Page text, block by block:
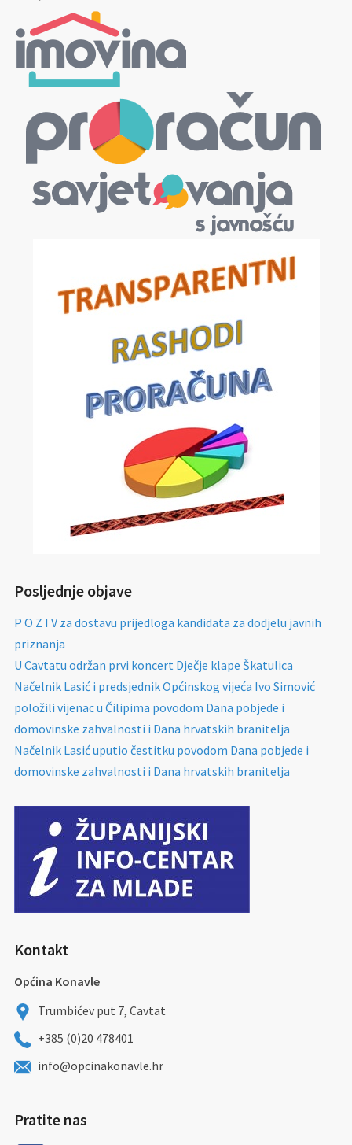
Posljednje objave
P O Z I V za dostavu prijedloga kandidata za dodjelu javnih
priznanja
U Cavtatu održan prvi koncert Dječje klape Škatulica
Načelnik Lasić i predsjednik Općinskog vijeća Ivo Simović
položili vijenac u Čilipima povodom Dana pobjede i
domovinske zahvalnosti i Dana hrvatskih branitelja
Načelnik Lasić uputio čestitku povodom Dana pobjede i
domovinske zahvalnosti i Dana hrvatskih branitelja
Kontakt
Općina Konavle
Trumbićev put 7, Cavtat
+385 (0)20 478401
info@opcinakonavle.hr
Pratite nas